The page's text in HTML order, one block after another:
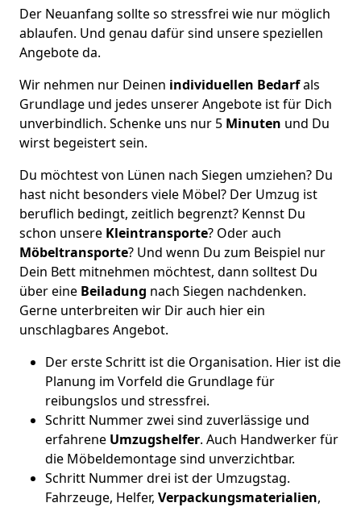
Der Neuanfang sollte so stressfrei wie nur möglich
ablaufen. Und genau dafür sind unsere speziellen
Angebote da.
Wir nehmen nur Deinen individuellen Bedarfals
Grundlage und jedes unserer Angebote ist für Dich
unverbindlich. Schenke uns nur 5 Minuten und Du
wirst begeistert sein.
Du möchtest von Lünen nach Siegen umziehen? Du
hast nicht besonders viele Möbel? Der Umzug ist
beruflich bedingt, zeitlich begrenzt? Kennst Du
schon unsere Kleintransporte? Oder auch
Möbeltransporte? Und wenn Du zum Beispiel nur
Dein Bett mitnehmen möchtest, dann solltest Du
über eine Beiladung nach Siegen nachdenken.
Gerne unterbreiten wir Dir auch hier ein
unschlagbares Angebot.
Der erste Schritt ist die Organisation. Hier ist die
Planung im Vorfeld die Grundlage für
reibungslos und stressfrei.
Schritt Nummer zwei sind zuverlässige und
erfahrene Umzugshelfer. Auch Handwerker für
die Möbeldemontage sind unverzichtbar.
Schritt Nummer drei ist der Umzugstag.
Fahrzeuge, Helfer, Verpackungsmaterialien,